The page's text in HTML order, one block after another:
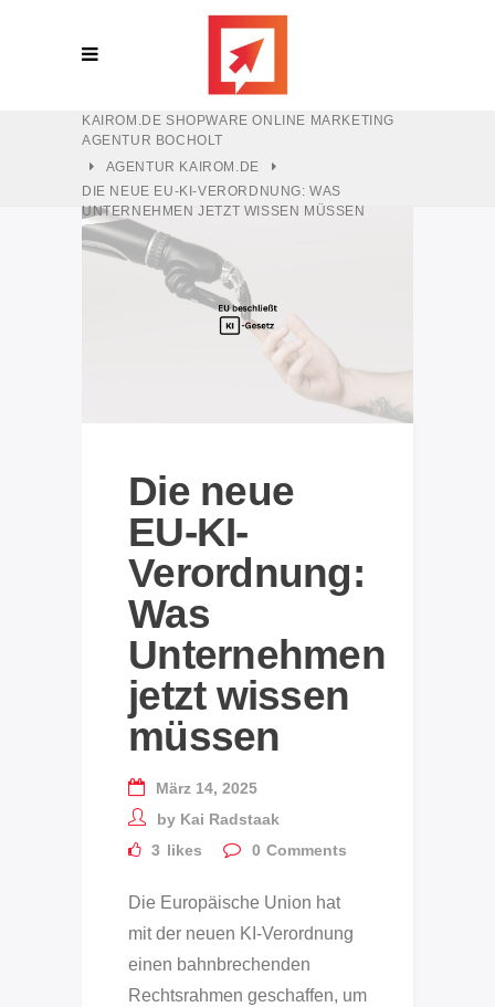
KAIROM.DE SHOPWARE ONLINE MARKETING
AGENTUR BOCHOLT
AGENTUR KAIROM.DE
DIE NEUE EU-KI-VERORDNUNG: WAS
UNTERNEHMEN JETZT WISSEN MÜSSEN
Die neue
EU-KI-
Verordnung:
Was
Unternehmen
jetzt wissen
müssen
März 14, 2025
by Kai Radstaak
3 likes 0 Comments
Die Europäische Union hat
mit der neuen KI-Verordnung
einen bahnbrechenden
Rechtsrahmen geschaffen, um